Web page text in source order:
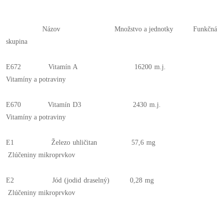
Názov Množstvo a jednotky Funkčná
skupina
E672 Vitamín A 16200 m.j.
Vitamíny a potraviny
E670 Vitamín D3 2430 m.j.
Vitamíny a potraviny
E1 Železo uhličitan 57,6 mg
Zlúčeniny mikroprvkov
E2 Jód (jodid draselný) 0,28 mg
Zlúčeniny mikroprvkov